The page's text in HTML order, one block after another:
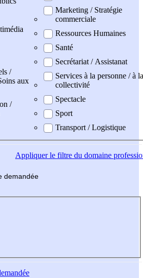
/
aux
/
Marketing / Stratégie
commerciale
Ressources Humaines
Santé
Secrétariat / Assistanat
Services à la personne / à la
collectivité
Spectacle
Sport
Transport / Logistique
Appliquerle filtre du domaine
demandée